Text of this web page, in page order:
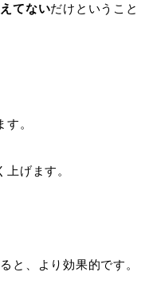
てないだけということ
す。
上げます。
と、より効果的です。